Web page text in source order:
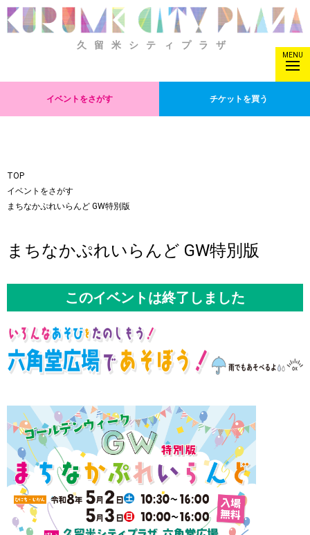
久留米シティプラザ
MENU
イベントをさがす チケットを買う
TOP
イベントをさがす
まちなかぷれいらんど GW特別版
まちなかぷれいらんど GW特別版
このイベントは終了しました